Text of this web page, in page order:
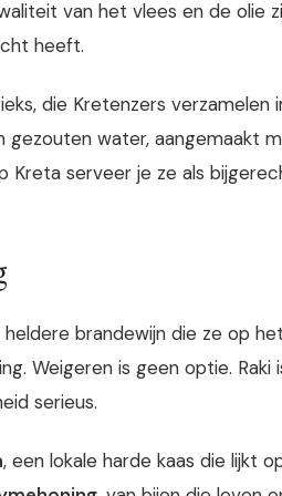
van het vlees en de olie
heeft.
die Kretenzers verzamelen
water, aangemaakt
Kreta serveer je ze als
brandewijn die ze op
Weigeren is geen optie. Raki
serieus.
, een lokale harde kaas die lijkt